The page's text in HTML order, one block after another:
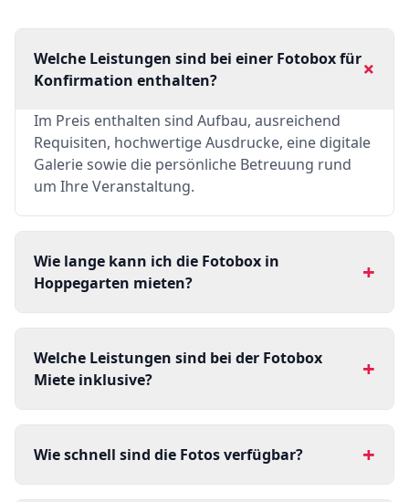
Welche Leistungen sind bei einer Fotobox für
Konfirmation enthalten?
+
Im Preis enthalten sind Aufbau, ausreichend
Requisiten, hochwertige Ausdrucke, eine digitale
Galerie sowie die persönliche Betreuung rund
um Ihre Veranstaltung.
Wie lange kann ich die Fotobox in
Hoppegarten mieten?
+
Welche Leistungen sind bei der Fotobox
Miete inklusive?
+
Wie schnell sind die Fotos verfügbar? +